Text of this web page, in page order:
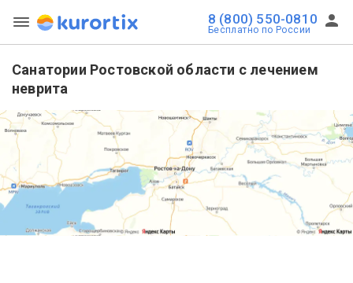
8 (800) 550-0810
Бесплатно по России
Санатории Ростовской области с лечением
неврита